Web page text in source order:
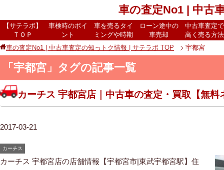
車の査定No1 | 中古
【サテラボ】
ＴＯＰ
車検時のポイ
ント
車を売るタイ
ミングや時期
ローン途中の
車売却
中古車査定で
高く売る方法
車の査定No1 | 中古車査定の知っトク情報 | サテラボ TOP 宇都宮
「宇都宮」タグの記事一覧
カーチス 宇都宮店｜中古車の査定・買取【無料
2017-03-21
カーチス
カーチス 宇都宮店の店舗情報【宇都宮市|東武宇都宮駅】住